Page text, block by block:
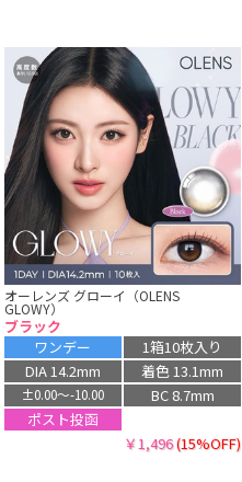
オーレンズ グローイ（OLENS
GLOWY）
ブラック
ワンデー
1箱10枚入り
DIA 14.2mm
着色 13.1mm
±0.00〜-10.00
BC 8.7mm
ポスト投函
￥1,496(15%OFF)